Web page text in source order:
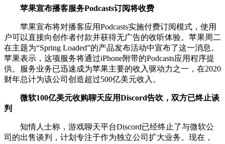
苹果宣布播客服务Podcasts订阅将收费
苹果宣布将对播客应用Podcasts实施付费订阅模式，使用
户可以直接向创作者付款并获得无广告的收听体验。苹果周二
在主题为“Spring Loaded”的产品发布活动中宣布了这一消息。
苹果表示，这项服务将通过iPhone附带的Podcasts应用程序提
供。服务业务已迅速成为苹果主要的收入驱动力之一，在2020
财年总计为该公司创造超过500亿美元收入。
微软100亿美元收购聊天应用Discord告吹，双方已终止谈
判
知情人士称，游戏聊天平台Discord已经终止了与微软公
司的出售谈判，计划专注于作为独立公司扩大业务。现在，